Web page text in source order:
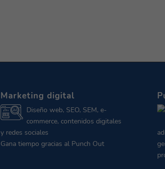
Marketing digital
Diseño web, SEO, SEM, e-
commerce, contenidos digitales
y redes sociales
Gana tiempo gracias al Punch Out